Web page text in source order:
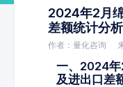
2024年2月
差额统计分析
作者：量化咨询
一、2024年
及进出口差